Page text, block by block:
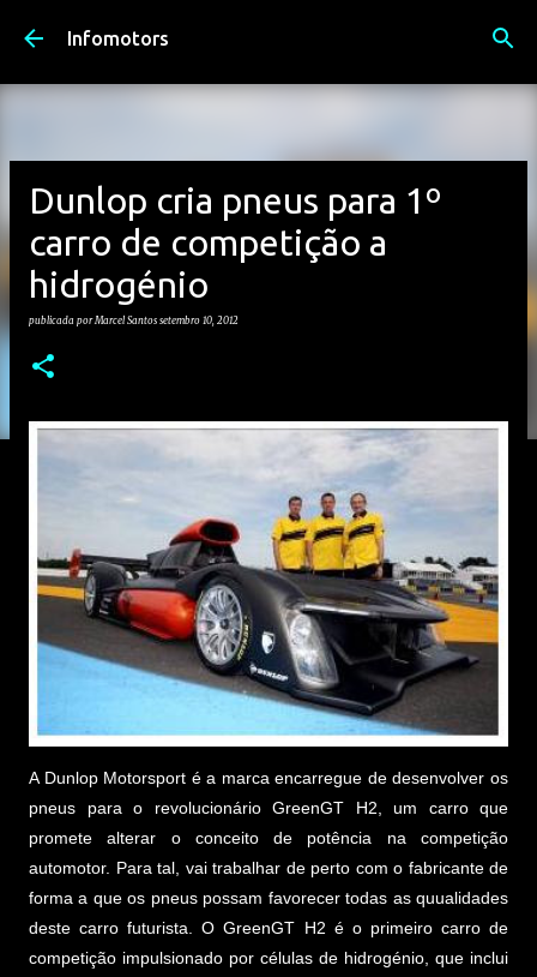
Avançar para o conteúdo principal
Infomotors
Dunlop cria pneus para 1º
carro de competição a
hidrogénio
publicada porMarcel Santos setembro 10, 2012
A Dunlop Motorsport é a marca encarregue de desenvolver os
pneus para o revolucionário GreenGT H2, um carro que
promete alterar o conceito de potência na competição
automotor. Para tal, vai trabalhar de perto com o fabricante de
forma a que os pneus possam favorecer todas as quualidades
deste carro futurista. O GreenGT H2 é o primeiro carro de
competição impulsionado por células de hidrogénio, que inclui